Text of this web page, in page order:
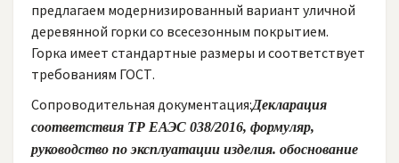
предлагаем модернизированный вариант уличной
деревянной горки со всесезонным покрытием.
Горка имеет стандартные размеры и соответствует
требованиям ГОСТ.
Сопроводительная документация:Декларация
соответствия ТР ЕАЭС 038/2016, формуляр,
руководство по эксплуатации изделия. обоснование